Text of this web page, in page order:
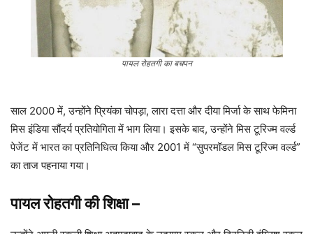
पायल रोहतगी का बचपन
साल 2000 में, उन्होंने प्रियंका चोपड़ा, लारा दत्ता और दीया मिर्जा के साथ फेमिना
मिस इंडिया सौंदर्य प्रतियोगिता में भाग लिया। इसके बाद, उन्होंने मिस टूरिज्म वर्ल्ड
पेजेंट में भारत का प्रतिनिधित्व किया और 2001 में “सुपरमॉडल मिस टूरिज्म वर्ल्ड”
का ताज पहनाया गया।
पायल रोहतगीकी शिक्षा–